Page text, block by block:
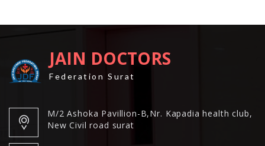
JAIN DOCTORS
Federation Surat
M/2 Ashoka Pavillion-B,Nr. Kapadia health club,
New Civil road surat